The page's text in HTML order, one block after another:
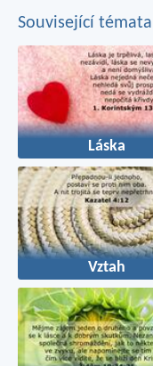
Související témata
Láska
Vztah